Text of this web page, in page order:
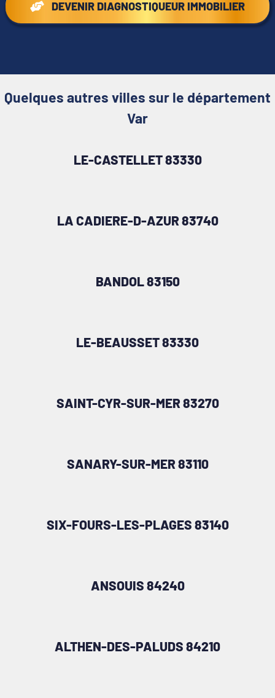
DEVENIR DIAGNOSTIQUEUR IMMOBILIER
Quelques autres villes sur le département
Var
LE-CASTELLET 83330
LA CADIERE-D-AZUR 83740
BANDOL 83150
LE-BEAUSSET 83330
SAINT-CYR-SUR-MER 83270
SANARY-SUR-MER 83110
SIX-FOURS-LES-PLAGES 83140
ANSOUIS 84240
ALTHEN-DES-PALUDS 84210